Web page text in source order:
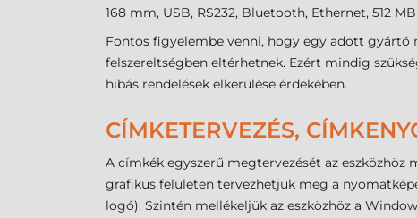
168 mm, USB, RS232, Bluetooth, Ethernet, 512
Fontos figyelembe venni, hogy egy adott
felszereltségben eltérhetnek. Ezért mindig
hibás rendelések elkerülése érdekében.
CÍMKETERVEZÉS,
A címkék egyszerű megtervezését az
grafikus felületen tervezhetjük meg a
logó). Szintén mellékeljük az eszközhöz a